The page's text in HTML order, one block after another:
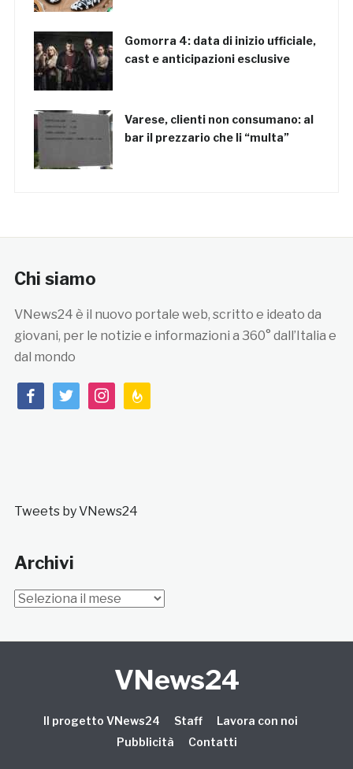
Gomorra 4: data di inizio ufficiale,
cast e anticipazioni esclusive
Varese, clienti non consumano: al
bar il prezzario che li “multa”
Chi siamo
VNews24 è il nuovo portale web, scritto e ideato da
giovani, per le notizie e informazioni a 360° dall’Italia e
dal mondo
facebooktwitterinstagramfeedburner
Tweets by VNews24
Archivi
Archivi
VNews24
Il progetto VNews24 Staff
Lavora con noi
Pubblicità
Contatti